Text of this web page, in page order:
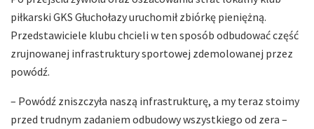
piłkarski GKS Głuchołazy uruchomił zbiórkę pieniężną.
Przedstawiciele klubu chcieli w ten sposób odbudować część
zrujnowanej infrastruktury sportowej zdemolowanej przez
powódź.
– Powódź zniszczyła naszą infrastrukturę, a my teraz stoimy
przed trudnym zadaniem odbudowy wszystkiego od zera –